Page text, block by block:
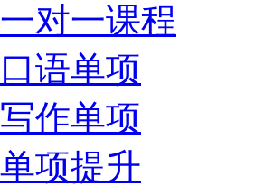
对一课程
语单项
作单项
项提升